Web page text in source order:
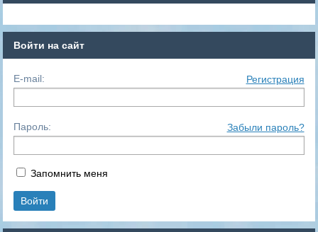
Войти на сайт
E-mail: Регистрация
Пароль: Забыли пароль?
Запомнить меня